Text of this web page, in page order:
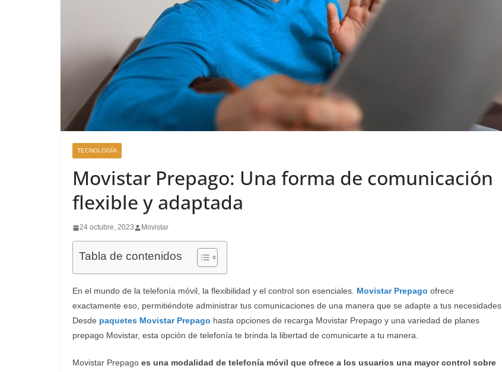
TECNOLOGÍA
Movistar Prepago: Una forma de comunicación
flexible y adaptada
24 octubre, 2023 Movistar
Tabla de contenidos
En el mundo de la telefonía móvil, la flexibilidad y el control son esenciales. Movistar Prepago ofrece
exactamente eso, permitiéndote administrar tus comunicaciones de una manera que se adapte a tus necesidades.
Desde paquetes Movistar Prepago hasta opciones de recarga Movistar Prepago y una variedad de planes
prepago Movistar, esta opción de telefonía te brinda la libertad de comunicarte a tu manera.
Movistar Prepago es una modalidad de telefonía móvil que ofrece a los usuarios una mayor control sobre